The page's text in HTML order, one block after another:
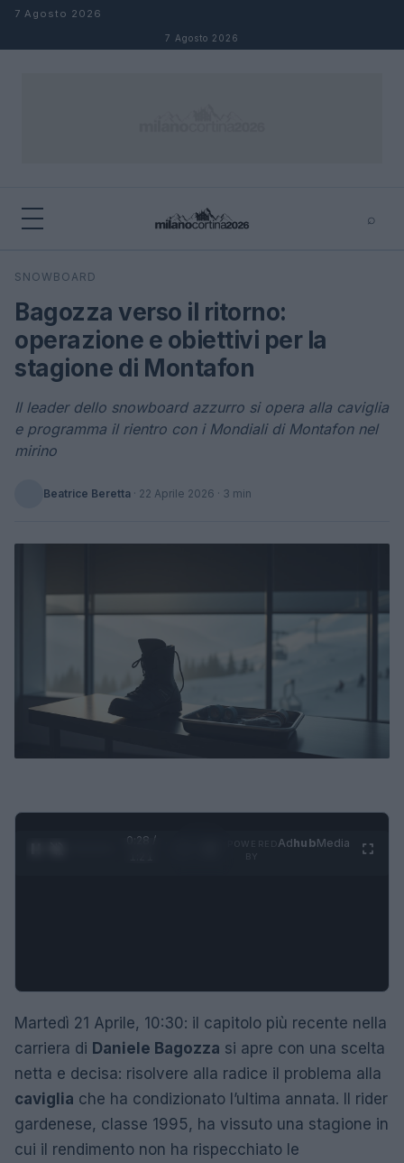
Salta al contenuto
7 Agosto 2026
7 Agosto 2026
⌕
Cerca
SNOWBOARD
Bagozza verso il ritorno:
operazione e obiettivi per la
stagione di Montafon
Il leader dello snowboard azzurro si opera alla caviglia
e programma il rientro con i Mondiali di Montafon nel
mirino
Beatrice Beretta · 22 Aprile 2026 · 3 min
0:29 /
AdhubMedia
Martedì 21 Aprile, 10:30: il capitolo più recente nella
carriera di Daniele Bagozza si apre con una scelta
netta e decisa: risolvere alla radice il problema alla
caviglia che ha condizionato l’ultima annata. Il rider
gardenese, classe 1995, ha vissuto una stagione in
cui il rendimento non ha rispecchiato le